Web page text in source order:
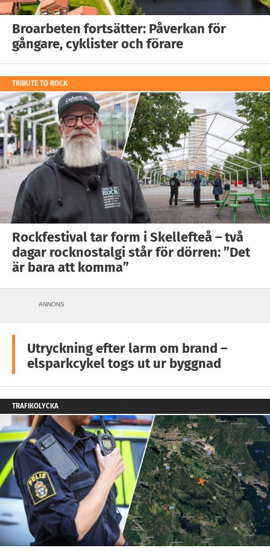
Broarbeten fortsätter: Påverkan för
gångare, cyklister och förare
TRIBUTE TO ROCK
Rockfestival tar form i Skellefteå – två
dagar rocknostalgi står för dörren: ”Det
är bara att komma”
ANNONS
Utryckning efter larm om brand –
elsparkcykel togs ut ur byggnad
TRAFIKOLYCKA